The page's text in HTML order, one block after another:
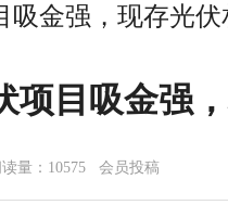
金强，现存光
项目吸金强
读量：10575 会员投稿